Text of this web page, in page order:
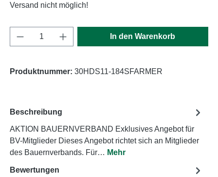
Versand nicht möglich!
Produkt Anzahl: Gib den gewünschten
In den Warenkorb
Produktnummer: 30HDS11-184SFARMER
Beschreibung
AKTION BAUERNVERBAND Exklusives Angebot für
BV-Mitglieder Dieses Angebot richtet sich an Mitglieder
des Bauernverbands. Für… Mehr
Bewertungen